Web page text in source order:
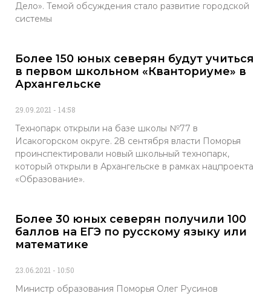
Дело». Темой обсуждения стало развитие городской
системы
Более 150 юных северян будут учиться
в первом школьном «Кванториуме» в
Архангельске
29.09.2021 14:58
Технопарк открыли на базе школы №77 в
Исакогорском округе. 28 сентября власти Поморья
проинспектировали новый школьный технопарк,
который открыли в Архангельске в рамках нацпроекта
«Образование».
Более 30 юных северян получили 100
баллов на ЕГЭ по русскому языку или
математике
23.06.2021 10:50
Министр образования Поморья Олег Русинов